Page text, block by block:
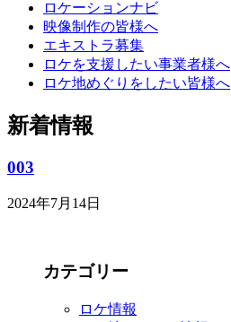
ロケーションナビ
映像制作の皆様へ
エキストラ募集
ロケを支援したい事業者様へ
ロケ地めぐりをしたい皆様へ
新着情報
003
2024年7月14日
カテゴリー
ロケ情報